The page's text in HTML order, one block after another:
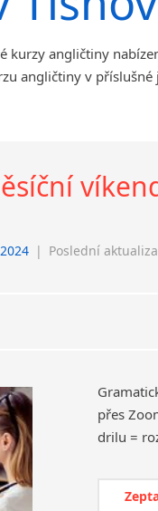
kurzy angličtiny
angličtiny v
| Poslední
přes